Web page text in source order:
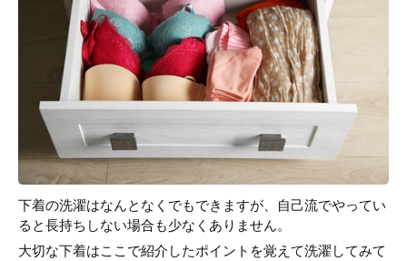
下着の洗濯はなんとなくでもできますが、自己流でやってい
ると長持ちしない場合も少なくありません。
大切な下着はここで紹介したポイントを覚えて洗濯してみて